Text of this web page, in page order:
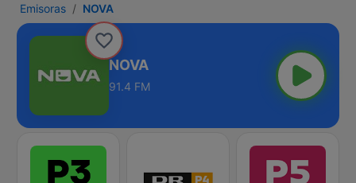
Emisoras NOVA
NOVA
91.4 FM